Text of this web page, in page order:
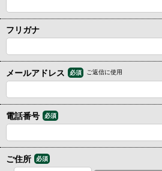
フリガナ
メールアドレス 必須 ご返信に使用
電話番号 必須
ご住所 必須